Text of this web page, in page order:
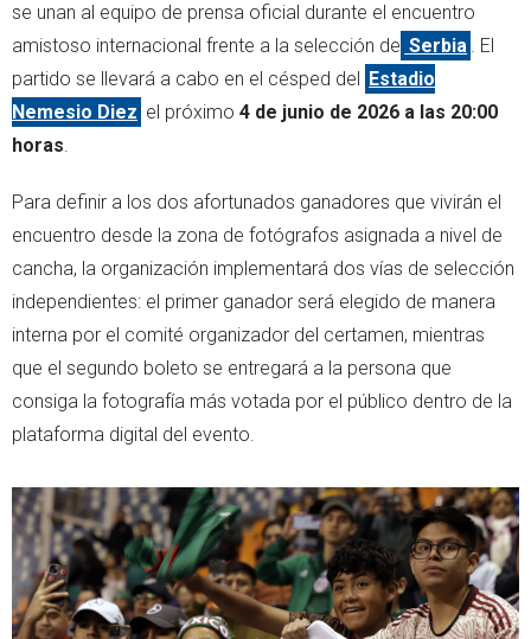
se unan al equipo de prensa oficial durante el encuentro
amistoso internacional frente a la selección de Serbia . El
partido se llevará a cabo en el césped del Estadio
Nemesio Diez el próximo4 de junio de 2026 a las 20:00
horas.
Para definir a los dos afortunados ganadores que vivirán el
encuentro desde la zona de fotógrafos asignada a nivel de
cancha, la organización implementará dos vías de selección
independientes: el primer ganador será elegido de manera
interna por el comité organizador del certamen, mientras
que el segundo boleto se entregará a la persona que
consiga la fotografía más votada por el público dentro de la
plataforma digital del evento.